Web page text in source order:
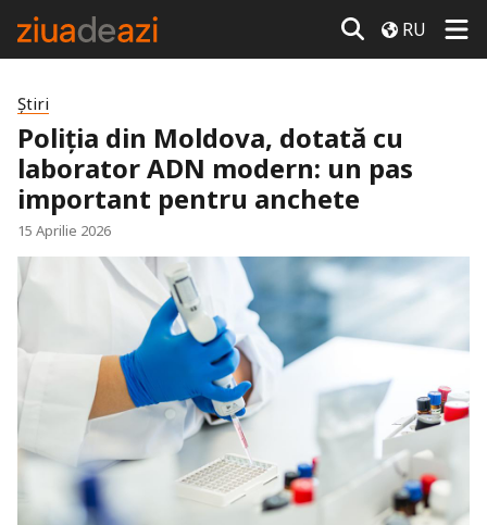
RU
Știri
Poliția din Moldova, dotată cu
laborator ADN modern: un pas
important pentru anchete
15 Aprilie 2026